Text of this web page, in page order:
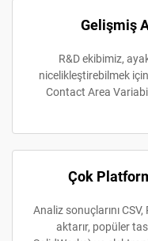
Gelişmiş
R&D ekibimiz,
nicelikleştirebilmek
Contact Area
Çok
Analiz sonuçlarını
aktarır, popüler